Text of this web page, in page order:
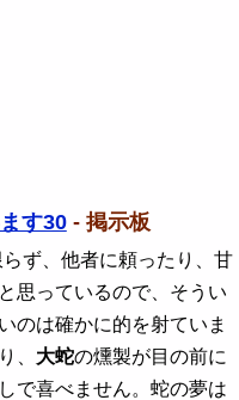
す30- 掲示板
ず、他者に頼ったり、甘
思っているので、そうい
のは確かに的を射ていま
、 大蛇の燻製が目の前に
で喜べません。蛇の夢は